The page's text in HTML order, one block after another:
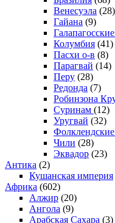
Венесуэла (28)
Гайана (9)
Колумбия (41)
Пасхи о-в (8)
Парагвай (14)
Перу (28)
Редонда (7)
Робинзона
Суринам (12)
Уругвай (32)
Фолклендские
Чили (28)
Эквадор (23)
Антика (2)
Кушанская империя
Африка (602)
Алжир (20)
Ангола (9)
Арабская Сахара (3)